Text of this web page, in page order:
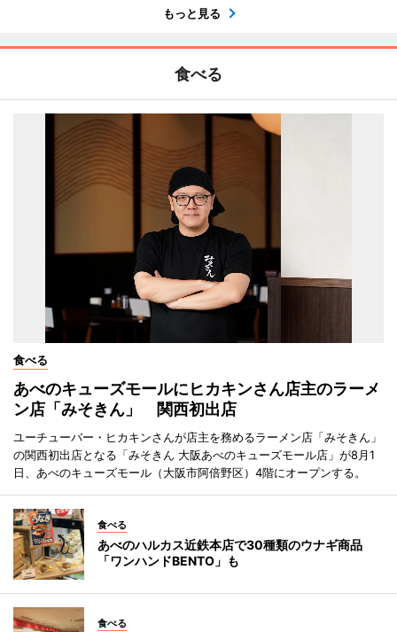
もっと見る
食べる
食べる
あべのキューズモールにヒカキンさん店主のラーメ
ン店「みそきん」 関西初出店
ユーチューバー・ヒカキンさんが店主を務めるラーメン店「みそきん」
の関西初出店となる「みそきん 大阪あべのキューズモール店」が8月1
日、あべのキューズモール（大阪市阿倍野区）4階にオープンする。
食べる
あべのハルカス近鉄本店で30種類のウナギ商品
「ワンハンドBENTO」も
食べる